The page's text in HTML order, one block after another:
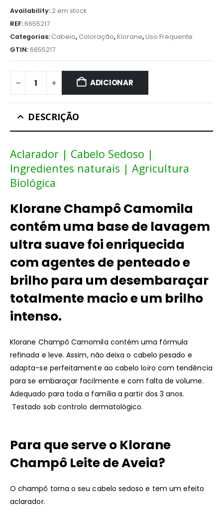
Availability:2 em stock
REF:6655217
Categorias: Cabelo, Coloração,Klorane,Uso Frequente
GTIN:6655217
ADICIONAR
DESCRIÇÃO
Aclarador | Cabelo Sedoso |
Ingredientes naturais | Agricultura
Biológica
Klorane Champô Camomila
contém uma base de lavagem
ultra suave foi enriquecida
com agentes de penteado e
brilho para um desembaraçar
totalmente macio e um brilho
intenso.
Klorane Champô Camomila contém uma fórmula
refinada e leve. Assim, não deixa o cabelo pesado e
adapta-se perfeitamente ao cabelo loiro com tendência
para se embaraçar facilmente e com falta de volume.
Adequado para toda a família a partir dos 3 anos.
Testado sob controlo dermatológico.
Para que serve o Klorane
Champô Leite de Aveia?
O champô torna o seu cabelo sedoso e tem um efeito
aclarador.